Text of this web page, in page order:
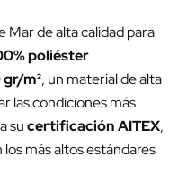
Mar de alta calidad para
poliéster
m², un material de alta
las condiciones más
sucertificación AITEX,
más altos estándares